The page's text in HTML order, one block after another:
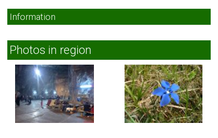
Information
Photos in region